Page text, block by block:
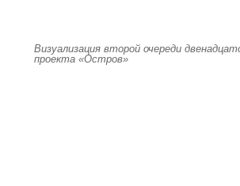
Визуализация второй очереди
проекта «Остров»